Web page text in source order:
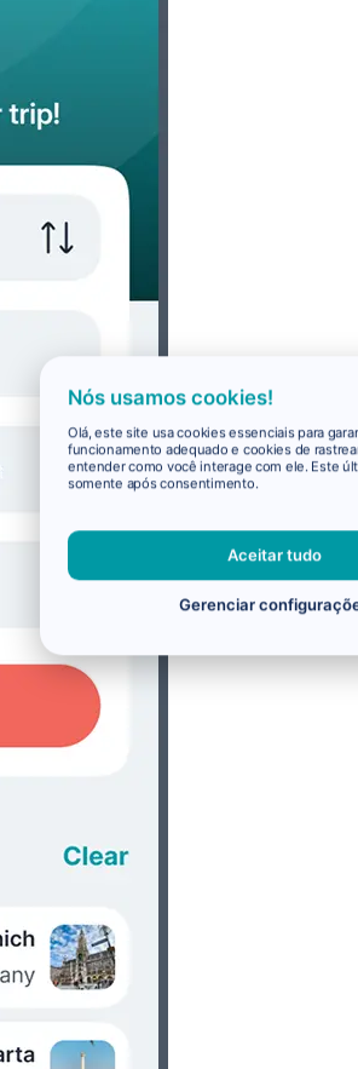
Nós usamos cookies!
Olá, este site usa cookies essenciais para
funcionamento adequado e cookies de
entender como você interage com ele. Este
somente após consentimento.
Aceitar tudo
Gerenciar